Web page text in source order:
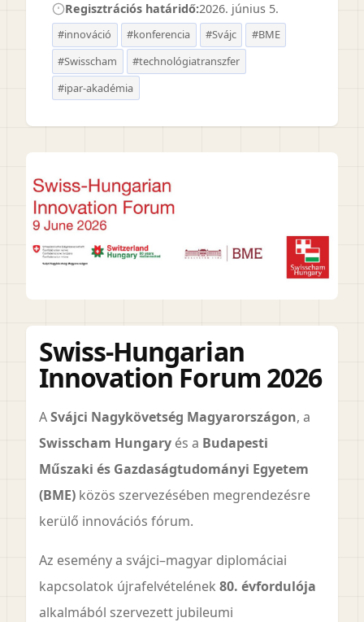
Regisztrációs határidő:2026. június 5.
#innováció #konferencia #Svájc
#BME
#Swisscham
#technológiatranszfer
#ipar-akadémia
Swiss-Hungarian
Innovation Forum 2026
ASvájci Nagykövetség Magyarországon, a
Swisscham Hungary és a Budapesti
Műszaki és Gazdaságtudományi Egyetem
(BME) közös szervezésében megrendezésre
kerülő innovációs fórum.
Az esemény a svájci–magyar diplomáciai
kapcsolatok újrafelvételének 80. évfordulója
alkalmából szervezett jubileumi